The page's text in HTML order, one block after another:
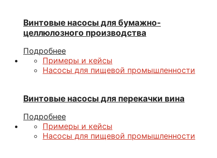
Винтовые насосы для бумажно-
целлюлозного производства
Подробнее
Примеры и кейсы
Насосы для пищевой промышленности
Винтовые насосы для перекачки вина
Подробнее
Примеры и кейсы
Насосы для пищевой промышленности